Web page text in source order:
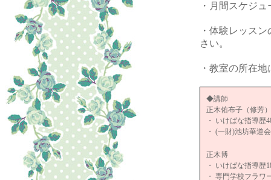
・月間スケジ
・体験レッス
さい。
・教室の所在
◆講師
正木佑布子（修芳）
・ いけばな指導
・ (一財)池坊華道
正木博
・ いけばな指導
・ 専門学校フラ